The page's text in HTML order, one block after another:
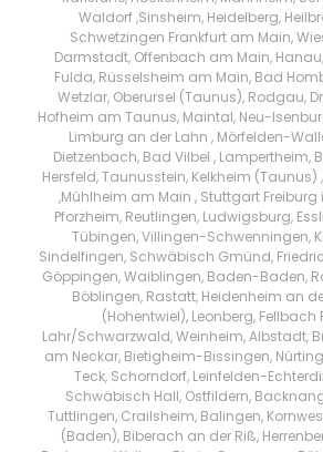
Waldorf ,Sinsheim, Heidelberg,
Schwetzingen Frankfurt am Main,
Darmstadt, Offenbach am Main,
Fulda, Rüsselsheim am Main, Bad
Wetzlar, Oberursel (Taunus), Rodgau,
Hofheim am Taunus, Maintal, Neu-
Limburg an der Lahn , Mörfelden-
Dietzenbach, Bad Vilbel , Lampertheim,
Hersfeld, Taunusstein, Kelkheim (Taunus)
,Mühlheim am Main , Stuttgart Freiburg
Pforzheim, Reutlingen, Ludwigsburg,
Tübingen, Villingen-Schwenningen,
Sindelfingen, Schwäbisch Gmünd,
Göppingen, Waiblingen, Baden-Baden,
Böblingen, Rastatt, Heidenheim an
(Hohentwiel), Leonberg, Fellbach
Lahr/Schwarzwald, Weinheim, Albstadt,
am Neckar, Bietigheim-Bissingen,
Teck, Schorndorf, Leinfelden-
Schwäbisch Hall, Ostfildern,
Tuttlingen, Crailsheim, Balingen,
(Baden), Biberach an der Riß,